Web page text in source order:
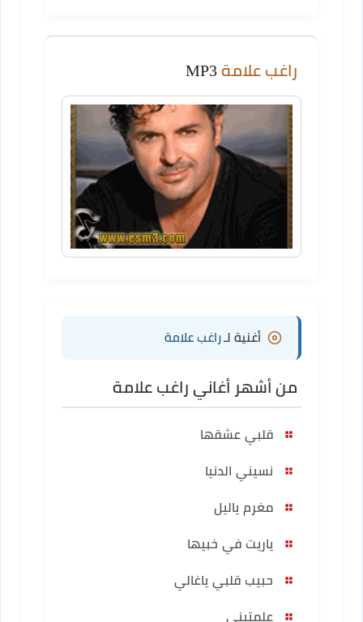
راغب علامة
أغنية لـراغب علامة
من أشهر أغاني راغب علامة
قلبي عشقها
نسيني الدنيا
مغرم ياليل
ياريت في خبيها
حبيب قلبي ياغالي
علمتيني